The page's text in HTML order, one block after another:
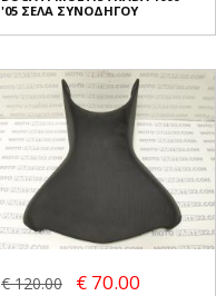
'05 ΣΕΛΑ ΣΥΝΟΔΗΓΟΥ
€ 120.00 € 70.00